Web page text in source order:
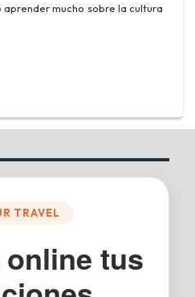
mucho sobre la cultura
TRAVEL
online tus